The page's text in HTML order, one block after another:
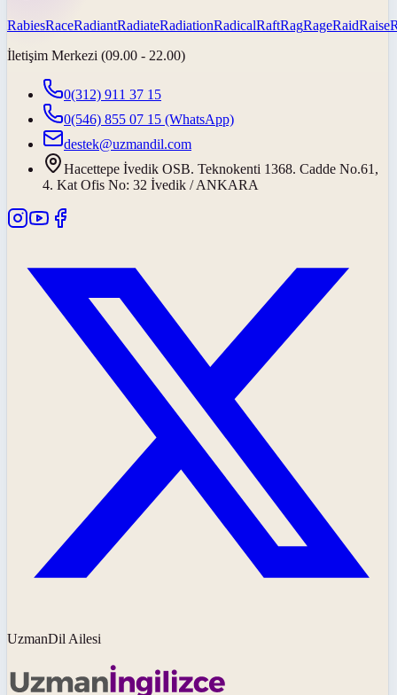
RabiesRaceRadiantRadiateRadiationRadicalRaftRagRageRaidRaise
İletişim Merkezi (09.00 - 22.00)
0(312) 911 37 15
0(546) 855 07 15 (WhatsApp)
destek@uzmandil.com
Hacettepe İvedik OSB. Teknokenti 1368. Cadde No.61,
4. Kat Ofis No: 32 İvedik / ANKARA
UzmanDil Ailesi